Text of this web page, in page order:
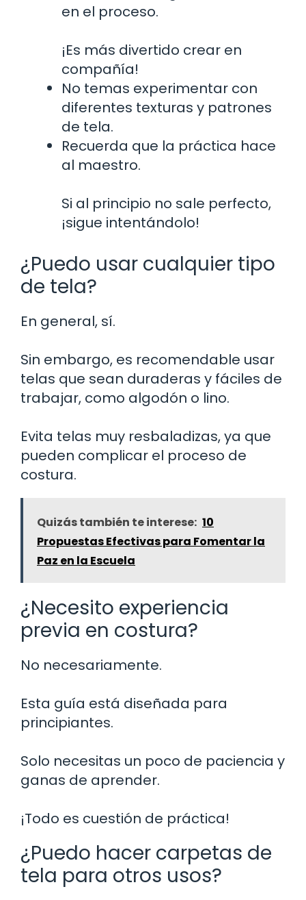
en el proceso.
¡Es más divertido crear en
compañía!
No temas experimentar con
diferentes texturas y patrones
de tela.
Recuerda que la práctica hace
al maestro.
Si al principio no sale perfecto,
¡sigue intentándolo!
¿Puedo usar cualquier tipo
de tela?
En general, sí.
Sin embargo, es recomendable usar
telas que sean duraderas y fáciles de
trabajar, como algodón o lino.
Evita telas muy resbaladizas, ya que
pueden complicar el proceso de
costura.
Quizás también te interese: 10
Propuestas Efectivas para Fomentar la
Paz en la Escuela
¿Necesito experiencia
previa en costura?
No necesariamente.
Esta guía está diseñada para
principiantes.
Solo necesitas un poco de paciencia y
ganas de aprender.
¡Todo es cuestión de práctica!
¿Puedo hacer carpetas de
tela para otros usos?